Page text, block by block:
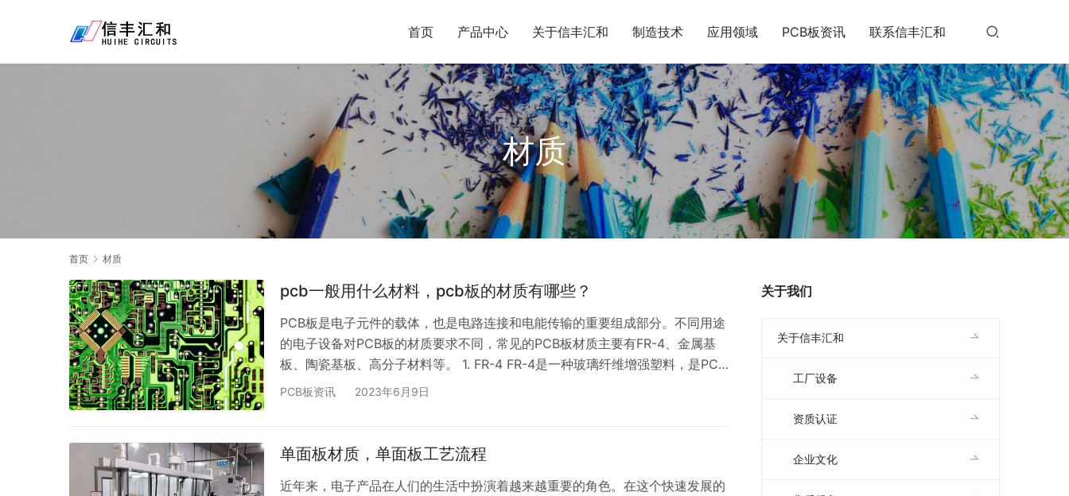
首页 产品中心 关于信丰汇和 制造技术 应用领域 PCB板资讯 联系信丰汇和
材质
首页 材质
pcb一般用什么材料，pcb板的材质有哪些？
PCB板是电子元件的载体，也是电路连接和电能传输的重要组成部分。不同用途
的电子设备对PCB板的材质要求不同，常见的PCB板材质主要有FR-4、金属基
板、陶瓷基板、高分子材料等。 1. FR-4 FR-4是一种玻璃纤维增强塑料，是PCB
板制造过程中最常用的基材。它具有优良的电性能、机械性能、热性能和耐候
镀上金属薄膜的PCB板，常用的金属有铝、铜、铁、…
PCB板资讯 2023年6月9日
单面板材质，单面板工艺流程
近年来，电子产品在人们的生活中扮演着越来越重要的角色。在这个快速发展的
关于我们
关于信丰汇和
工厂设备
资质认证
企业文化